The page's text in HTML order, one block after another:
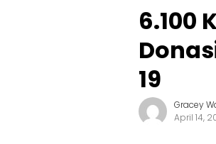
6.100
19
Gracey
April 14,